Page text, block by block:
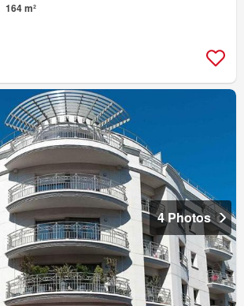
164 m²
4 Photos